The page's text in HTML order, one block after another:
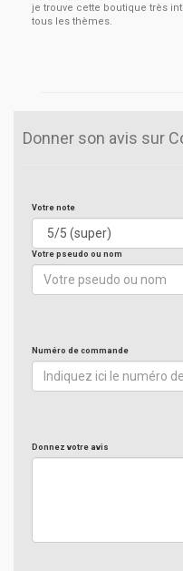
je trouve cette boutique très
tous les thèmes.
Donner son avis sur
Votre note
Votre pseudo ou nom
Numéro de commande
Donnez votre avis